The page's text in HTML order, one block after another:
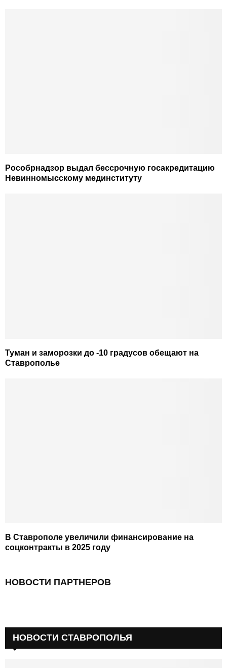
Рособрнадзор выдал бессрочную госакредитацию
Невинномысскому мединституту
Туман и заморозки до -10 градусов обещают на
Ставрополье
В Ставрополе увеличили финансирование на
соцконтракты в 2025 году
НОВОСТИ ПАРТНЕРОВ
НОВОСТИ СТАВРОПОЛЬЯ